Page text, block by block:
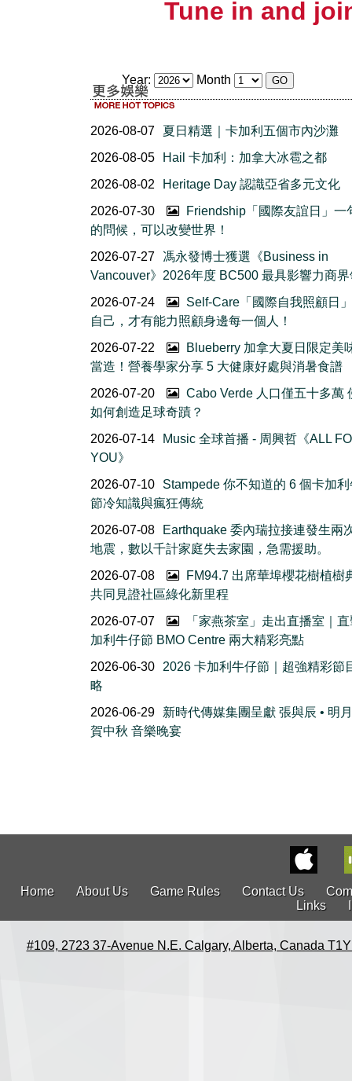
Tune in and
Year: Month
2026-08-07
夏日精選｜卡加利五個市內沙灘
2026-08-05
Hail 卡加利：加拿大冰雹之都
2026-08-02
Heritage Day 認識亞省多元文化
2026-07-30
Friendship「國際友誼日」一
的問候，可以改變世界！
2026-07-27
馮永發博士獲選《Business in
Vancouver》2026年度 BC500 最具影響力商
2026-07-24
Self-Care「國際自我照顧日
自己，才有能力照顧身邊每一個人！
2026-07-22
Blueberry 加拿大夏日限定美
當造！營養學家分享 5 大健康好處與消暑食譜
2026-07-20
Cabo Verde 人口僅五十多萬
如何創造足球奇蹟？
2026-07-14
Music 全球首播 - 周興哲《ALL
YOU》
2026-07-10
Stampede 你不知道的 6 個卡加
節冷知識與瘋狂傳統
2026-07-08
Earthquake 委內瑞拉接連發生兩
地震，數以千計家庭失去家園，急需援助。
2026-07-08
FM94.7 出席華埠櫻花樹植
共同見證社區綠化新里程
2026-07-07
「家燕茶室」走出直播室｜
加利牛仔節 BMO Centre 兩大精彩亮點
2026-06-30
2026 卡加利牛仔節｜超強精彩節
略
2026-06-29
新時代傳媒集團呈獻 張與辰 • 明
賀中秋 音樂晚宴
Home About Us Game Rules Contact Us
Links
#109, 2723 37-Avenue N.E. Calgary, Alberta, Canada